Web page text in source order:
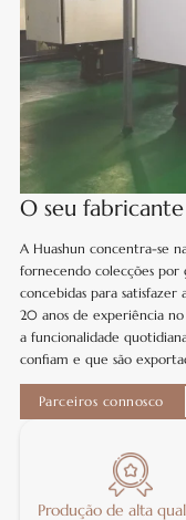
O seu
A Huashun concentra-se
fornecendo colecções por
concebidas para satisfazer
20 anos de experiência
a funcionalidade
confiam e que são
Parceiros connosco
Produção de alta